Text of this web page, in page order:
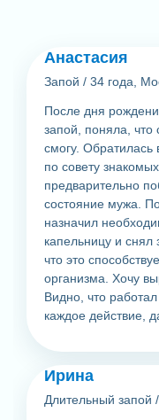
Анастасия
Запой / 34 года,
После дня
запой, поняла, что
смогу. Обратилась
по совету
предварительно
состояние мужа.
назначил
капельницу и снял
что это
организма. Хочу
Видно, что
каждое действие,
Ирина
Длительный запой /